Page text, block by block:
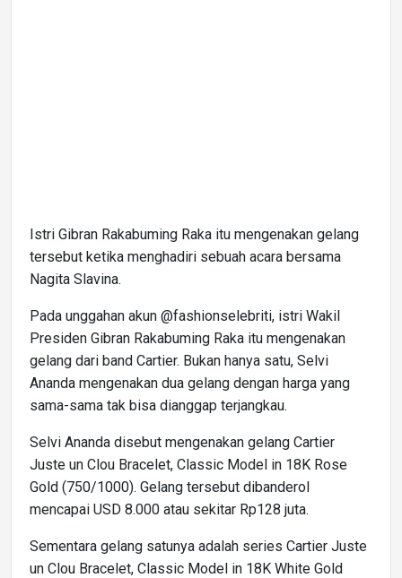
Istri Gibran Rakabuming Raka itu mengenakan gelang
tersebut ketika menghadiri sebuah acara bersama
Nagita Slavina.
Pada unggahan akun @fashionselebriti, istri Wakil
Presiden Gibran Rakabuming Raka itu mengenakan
gelang dari band Cartier. Bukan hanya satu, Selvi
Ananda mengenakan dua gelang dengan harga yang
sama-sama tak bisa dianggap terjangkau.
Selvi Ananda disebut mengenakan gelang Cartier
Juste un Clou Bracelet, Classic Model in 18K Rose
Gold (750/1000). Gelang tersebut dibanderol
mencapai USD 8.000 atau sekitar Rp128 juta.
Sementara gelang satunya adalah series Cartier Juste
un Clou Bracelet, Classic Model in 18K White Gold